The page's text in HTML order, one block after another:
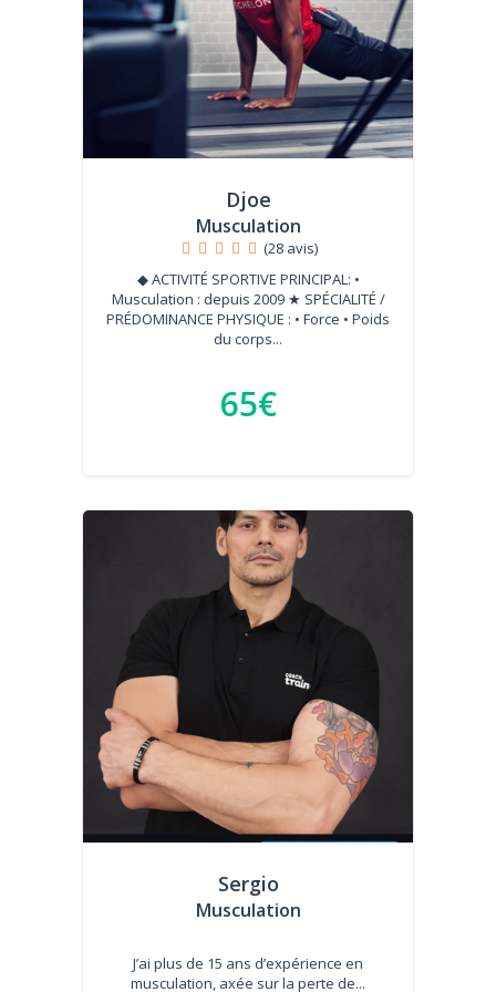
Djoe
Musculation
(28 avis)
◆ ACTIVITÉ SPORTIVE PRINCIPAL: •
Musculation : depuis 2009 ★ SPÉCIALITÉ /
PRÉDOMINANCE PHYSIQUE : • Force • Poids
du corps...
65€
Sergio
Musculation
J’ai plus de 15 ans d’expérience en
musculation, axée sur la perte de...